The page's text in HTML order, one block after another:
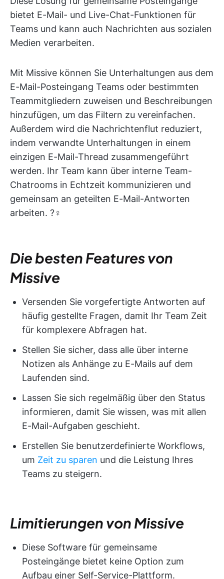
bietet E-Mail- und Live-Chat-Funktionen für
Teams und kann auch Nachrichten aus sozialen
Medien verarbeiten.
Mit Missive können Sie Unterhaltungen aus dem
E-Mail-Posteingang Teams oder bestimmten
Teammitgliedern zuweisen und Beschreibungen
hinzufügen, um das Filtern zu vereinfachen.
Außerdem wird die Nachrichtenflut reduziert,
indem verwandte Unterhaltungen in einem
einzigen E-Mail-Thread zusammengeführt
werden. Ihr Team kann über interne Team-
Chatrooms in Echtzeit kommunizieren und
gemeinsam an geteilten E-Mail-Antworten
arbeiten. ?‍♀️
Die besten Features von
Missive
Versenden Sie vorgefertigte Antworten auf
häufig gestellte Fragen, damit Ihr Team Zeit
für komplexere Abfragen hat.
Stellen Sie sicher, dass alle über interne
Notizen als Anhänge zu E-Mails auf dem
Laufenden sind.
Lassen Sie sich regelmäßig über den Status
informieren, damit Sie wissen, was mit allen
E-Mail-Aufgaben geschieht.
Erstellen Sie benutzerdefinierte Workflows,
um Zeit zu sparen und die Leistung Ihres
Teams zu steigern.
Limitierungen von Missive
Diese Software für gemeinsame
Posteingänge bietet keine Option zum
Aufbau einer Self-Service-Plattform.